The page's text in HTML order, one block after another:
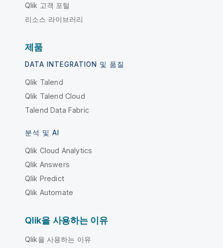
Qlik 고객 포털
리소스 라이브러리
제품
DATA INTEGRATION 및 품질
Qlik Talend
Qlik Talend Cloud
Talend Data Fabric
분석 및 AI
Qlik Cloud Analytics
Qlik Answers
Qlik Predict
Qlik Automate
Qlik을 사용하는 이유
Qlik을 사용하는 이유